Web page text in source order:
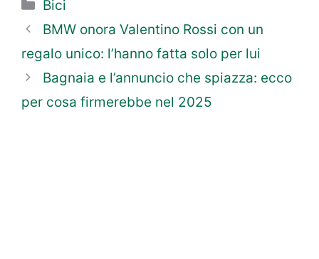
Bici
BMW onora Valentino Rossi con un
regalo unico: l’hanno fatta solo per lui
Bagnaia e l’annuncio che spiazza: ecco
per cosa firmerebbe nel 2025